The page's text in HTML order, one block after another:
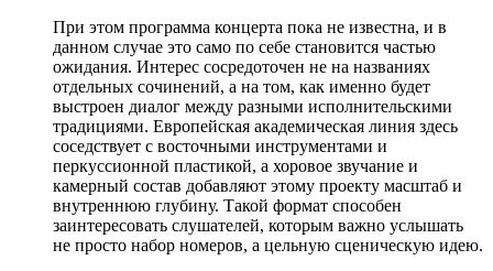
При этом программа концерта пока не известна, и в
данном случае это само по себе становится частью
ожидания. Интерес сосредоточен не на названиях
отдельных сочинений, а на том, как именно будет
выстроен диалог между разными исполнительскими
традициями. Европейская академическая линия здесь
соседствует с восточными инструментами и
перкуссионной пластикой, а хоровое звучание и
камерный состав добавляют этому проекту масштаб и
внутреннюю глубину. Такой формат способен
заинтересовать слушателей, которым важно услышать
не просто набор номеров, а цельную сценическую идею.